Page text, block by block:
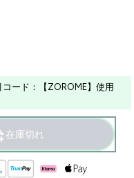
ード：【ZOROME】使用
在庫切れ